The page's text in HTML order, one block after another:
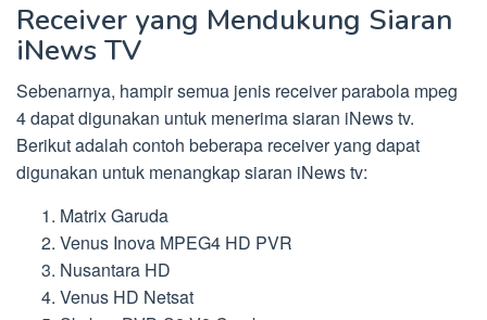
Receiver yang Mendukung Siaran
iNews TV
Sebenarnya, hampir semua jenis receiver parabola mpeg
4 dapat digunakan untuk menerima siaran iNews tv.
Berikut adalah contoh beberapa receiver yang dapat
digunakan untuk menangkap siaran iNews tv:
Matrix Garuda
Venus Inova MPEG4 HD PVR
Nusantara HD
Venus HD Netsat